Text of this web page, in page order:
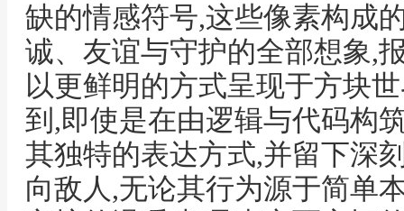
缺的情感符号,这些像素构成
诚、友谊与守护的全部想象,
以更鲜明的方式呈现于方块
到,即使是在由逻辑与代码构
其独特的表达方式,并留下深
向敌人,无论其行为源于简单